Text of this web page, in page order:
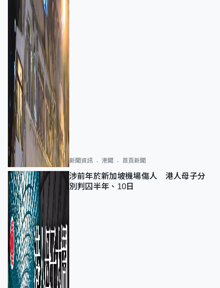
新聞資訊 港聞 首頁新聞
涉前年於新加坡機場傷人 港人母子分
別判囚半年、10日